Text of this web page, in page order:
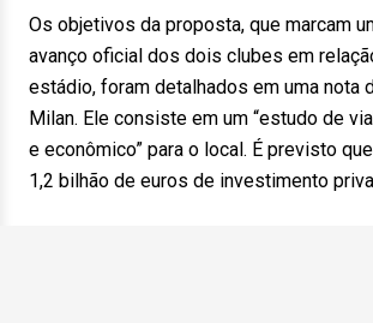
Os objetivos da proposta, que marcam
avanço oficial dos dois clubes em
estádio, foram detalhados em uma nota
Milan. Ele consiste em um “estudo de
e econômico” para o local. É previsto
1,2 bilhão de euros de investimento